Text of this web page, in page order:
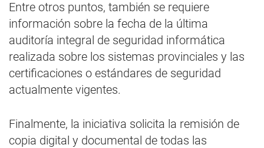
Entre otros puntos, también se requiere
información sobre la fecha de la última
auditoría integral de seguridad informática
realizada sobre los sistemas provinciales y las
certificaciones o estándares de seguridad
actualmente vigentes.
Finalmente, la iniciativa solicita la remisión de
copia digital y documental de todas las